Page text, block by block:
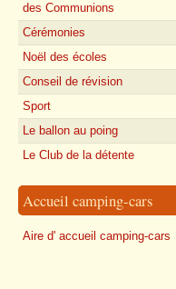
des Communions
Cérémonies
Noël des écoles
Conseil de révision
Sport
Le ballon au poing
Le Club de la détente
Accueil camping-cars
Aire d' accueil camping-cars